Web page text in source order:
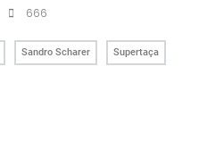
666
Sandro Scharer Supertaça